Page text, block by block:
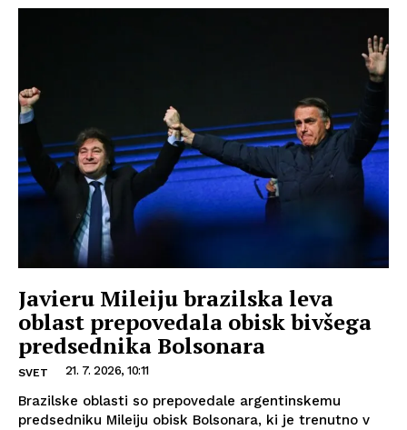
Javieru Mileiju brazilska leva
oblast prepovedala obisk bivšega
predsednika Bolsonara
SVET 21. 7. 2026, 10:11
Brazilske oblasti so prepovedale argentinskemu
predsedniku Mileiju obisk Bolsonara, ki je trenutno v